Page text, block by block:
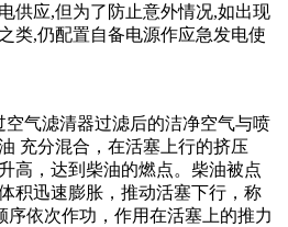
供应,但为了防止意外情况,如出现
类,仍配置自备电源作应急发电使
气滤清器过滤后的洁净空气与喷
充分混合，在活塞上行的挤压
高，达到柴油的燃点。柴油被点
积迅速膨胀，推动活塞下行，称
序依次作功，作用在活塞上的推力